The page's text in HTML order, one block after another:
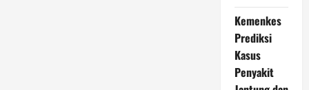
Kemenkes
Prediksi
Kasus
Penyakit